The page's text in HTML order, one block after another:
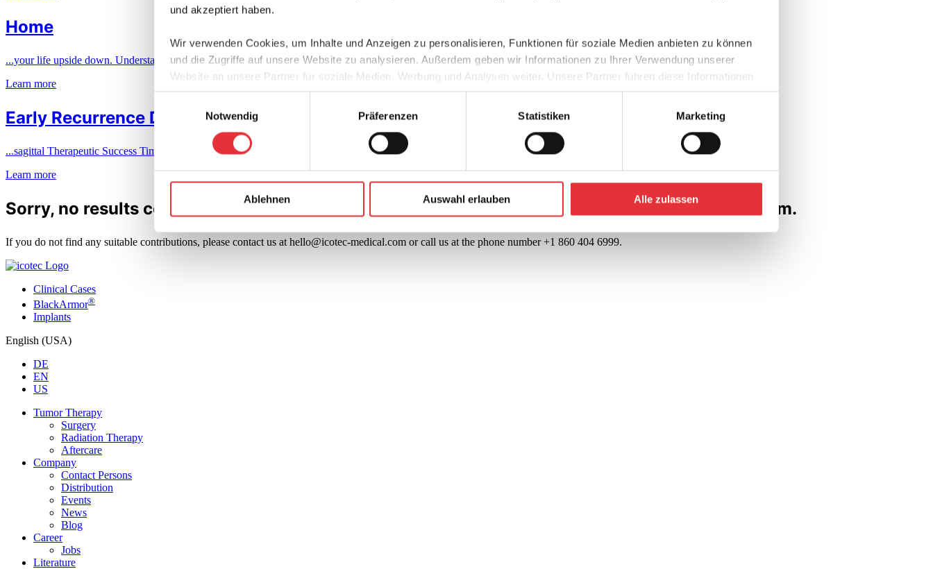
und akzeptiert haben.
Wir verwenden Cookies, um Inhalte und Anzeigen zu personalisieren, Funktionen für soziale Medien anbieten zu können
und die Zugriffe auf unsere Website zu analysieren. Außerdem geben wir Informationen zu Ihrer Verwendung unserer
Website an unsere Partner für soziale Medien, Werbung und Analysen weiter. Unsere Partner führen diese Informationen
möglicherweise mit weiteren Daten zusammen, die Sie ihnen bereitgestellt haben oder die sie im Rahmen Ihrer Nutzung
der Dienste gesammelt haben.
Notwendig
Präferenzen Statistiken Marketing
Ablehnen Auswahl erlauben Alle zulassen
Home
...your life upside down. Understanding your condition and the differenttherapies available to you is the first step on your...
Learn more
Early Recurrence Detection
...sagittal Therapeutic Success Timely measures enabled the patient’s tumor to be controlled for over a year with purely systemic
Learn more
Sorry, no results could be found for your search query. Please try again with another search term.
If you do not find any suitable contributions, please contact us at hello@icotec-medical.com or call us at the phone number +1 860 404 6999.
Clinical Cases
BlackArmor®
Implants
English (USA)
DE
EN
US
Tumor Therapy
Surgery
Radiation Therapy
Aftercare
Company
Contact Persons
Distribution
Events
News
Blog
Career
Jobs
Literature